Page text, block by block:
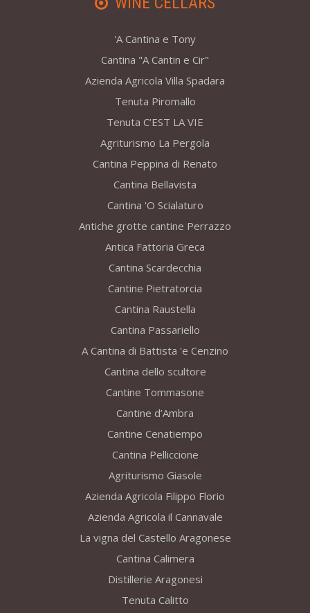
'A Cantina e Tony
Cantina "A Cantin e Cir"
Azienda Agricola Villa Spadara
Tenuta Piromallo
Tenuta C’EST LA VIE
Agriturismo La Pergola
Cantina Peppina di Renato
Cantina Bellavista
Cantina 'O Scialaturo
Antiche grotte cantine Perrazzo
Antica Fattoria Greca
Cantina Scardecchia
Cantine Pietratorcia
Cantina Raustella
Cantina Passariello
A Cantina di Battista 'e Cenzino
Cantina dello scultore
Cantine Tommasone
Cantine d’Ambra
Cantine Cenatiempo
Cantina Pelliccione
Agriturismo Giasole
Azienda Agricola Filippo Florio
Azienda Agricola il Cannavale
La vigna del Castello Aragonese
Cantina Calimera
Distillerie Aragonesi
Tenuta Calitto